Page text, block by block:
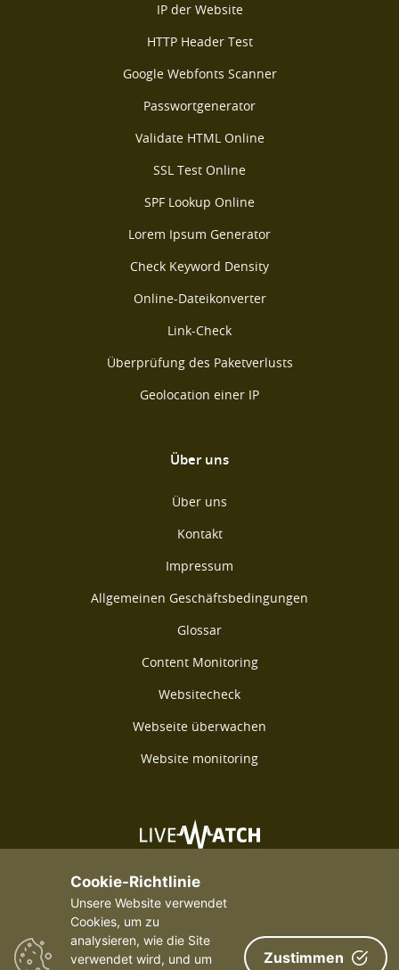
IP der Website
HTTP Header Test
Google Webfonts Scanner
Passwortgenerator
Validate HTML Online
SSL Test Online
SPF Lookup Online
Lorem Ipsum Generator
Check Keyword Density
Online-Dateikonverter
Link-Check
Überprüfung des Paketverlusts
Geolocation einer IP
Über uns
Über uns
Kontakt
Impressum
Allgemeinen Geschäftsbedingungen
Glossar
Content Monitoring
Websitecheck
Webseite überwachen
Website monitoring
©2026 Livewatch - Alle Rechte vorbehalten
Cookie-Richtlinie
Unsere Website verwendet
Cookies, um zu
analysieren, wie die Site
verwendet wird, und um
Zustimmen